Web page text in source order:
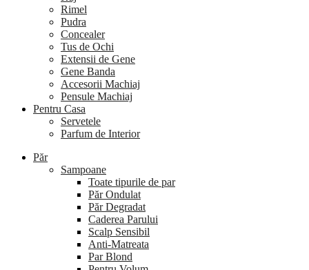
Rimel
Pudra
Concealer
Tus de Ochi
Extensii de Gene
Gene Banda
Accesorii Machiaj
Pensule Machiaj
Pentru Casa
Servetele
Parfum de Interior
Păr
Sampoane
Toate tipurile de par
Păr Ondulat
Păr Degradat
Caderea Parului
Scalp Sensibil
Anti-Matreata
Par Blond